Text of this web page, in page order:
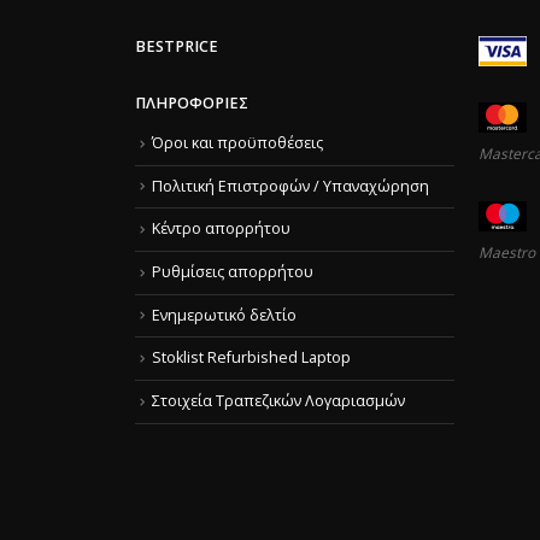
BESTPRICE
ΠΛΗΡΟΦΟΡΊΕΣ
Όροι και προϋποθέσεις
Πολιτική Επιστροφών / Υπαναχώρηση
Κέντρο απορρήτου
Ρυθμίσεις απορρήτου
Ενημερωτικό δελτίο
Stoklist Refurbished Laptop
Στοιχεία Τραπεζικών Λογαριασμών
Maestro